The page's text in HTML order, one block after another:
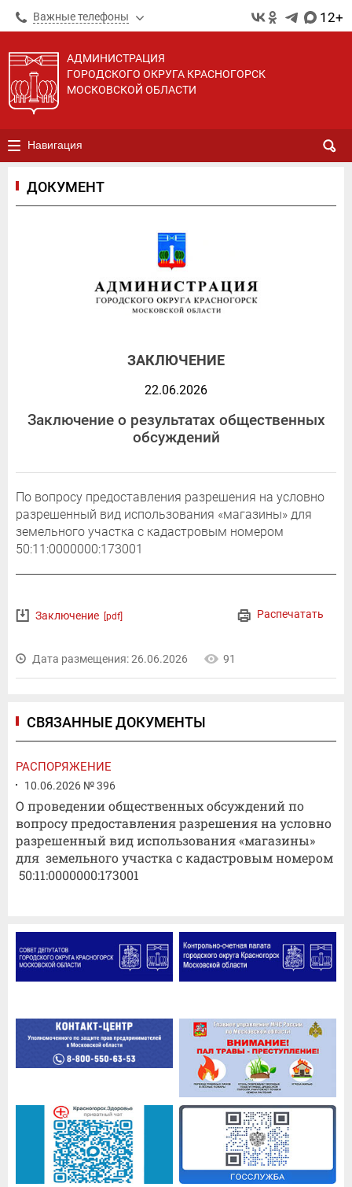
Важные телефоны 12+
АДМИНИСТРАЦИЯ
ГОРОДСКОГО ОКРУГА КРАСНОГОРСК
МОСКОВСКОЙ ОБЛАСТИ
Навигация
ДОКУМЕНТ
ЗАКЛЮЧЕНИЕ
22.06.2026
Заключение о результатах общественных
обсуждений
По вопросу предоставления разрешения на условно
разрешенный вид использования «магазины» для
земельного участка с кадастровым номером
50:11:0000000:173001
Распечатать
Заключение [pdf]
Дата размещения: 26.06.2026 91
СВЯЗАННЫЕ ДОКУМЕНТЫ
РАСПОРЯЖЕНИЕ
10.06.2026 № 396
О проведении общественных обсуждений по
вопросу предоставления разрешения на условно
разрешенный вид использования «магазины»
для земельного участка с кадастровым номером
50:11:0000000:173001